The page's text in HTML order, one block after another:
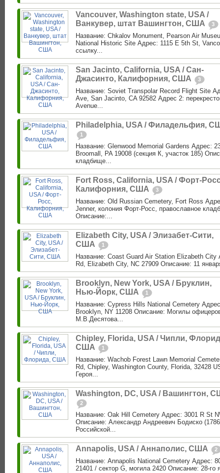
Vancouver, Washington state, USA /
Ванкувер, штат Вашингтон, США
3
Название: Chkalov Monument, Pearson Air
National Historic Site Адрес: 1115 E 5th St,
ссылку...
San Jacinto, California, USA / Сан-
Джасинто, Калифорния, США
3
Название: Soviet Transpolar Record Flight Site
Ave, San Jacinto, CA 92582 Адрес 2:
Avenue...
Philadelphia, USA / Филадельфия,
1
Название: Glenwood Memorial Gardens Адрес:
Broomall, PA 19008 (секция К, участок 185)
кладбище...
Fort Ross, California, USA / Форт-
Калифорния, США
3
Название: Old Russian Cemetery, Fort Ross
Jenner, колония Форт-Росс, православное
Описание:...
Elizabeth City, USA / Элизабет-Сити,
США
1
Название: Coast Guard Air Station Elizabeth
Rd, Elizabeth City, NC 27909 Описание: 11
Brooklyn, New York, USA / Бруклин,
Нью-Йорк, США
1
Название: Cypress Hills National Cemetery
Brooklyn, NY 11208 Описание: Могилы
М.В.Десятова...
Chipley, Florida, USA / Чипли,
США
1
Название: Wachob Forest Lawn Memorial
Rd, Chipley, Washington County, Florida, 32428
Героя...
Washington, DC, USA / Вашингтон,
2
Название: Oak Hill Cemetery Адрес: 3001 R St
Описание: Александр Андреевич Бодиско
Российской...
Annapolis, USA / Аннаполис, США 2
Название: Annapolis National Cemetery Адрес:
21401 / сектор G, могила 2420 Описание: 28-